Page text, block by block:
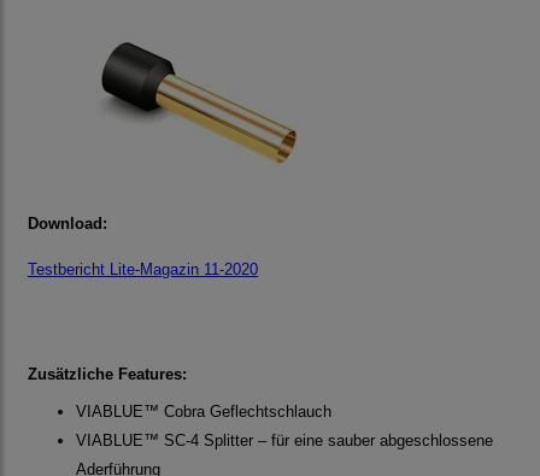
Download:
Testbericht Lite-Magazin 11-2020
Zusätzliche Features:
VIABLUE™ Cobra Geflechtschlauch
VIABLUE™ SC-4 Splitter – für eine sauber abgeschlossene
Aderführung